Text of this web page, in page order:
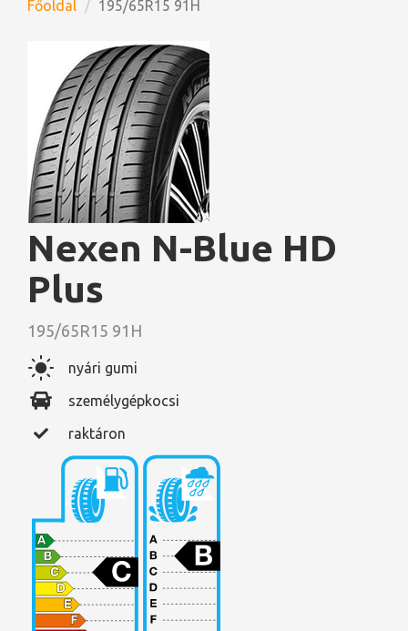
Főoldal 195/65R15 91H
Nexen N-Blue HD
Plus
195/65R15 91H
nyári gumi
személygépkocsi
raktáron